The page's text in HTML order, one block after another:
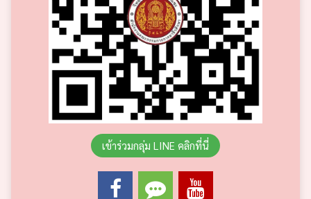
เข้าร่วมกลุ่ม LINE คลิกที่นี่